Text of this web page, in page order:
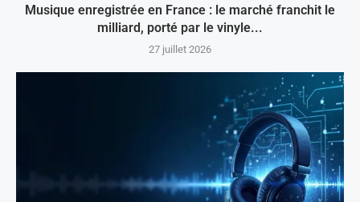
Musique enregistrée en France : le marché franchit le
milliard, porté par le vinyle...
27 juillet 2026